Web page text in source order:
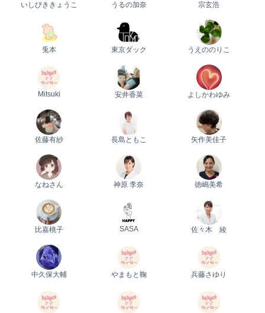
いしびききょうこ うるの加奈 宗玄浩
兎本 東京ダック うえののりこ
Mitsuki 安井香菜 よしかわゆみ
佐藤有紗 長島ともこ 矢作美佳子
なねさん 神原 李奈 徳嶋美希
比嘉桃子 SASA 佐々木 綾
中久保大輔 やまもと鞠 兵藤さゆり